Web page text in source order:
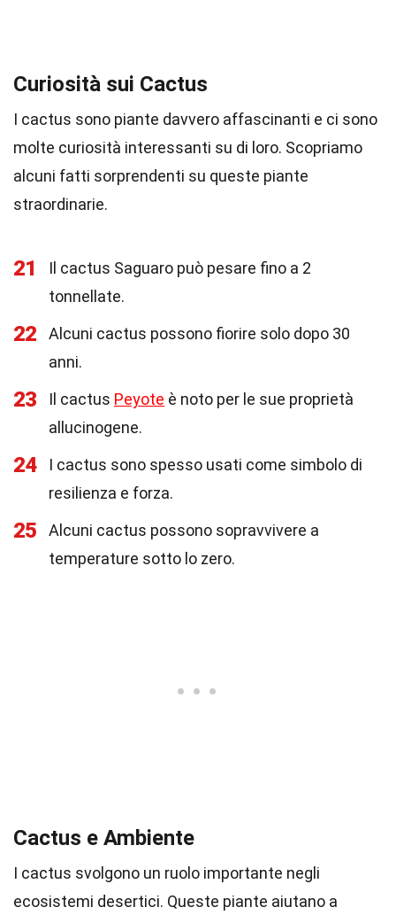
Curiosità sui Cactus
I cactus sono piante davvero affascinanti e ci sono
molte curiosità interessanti su di loro. Scopriamo
alcuni fatti sorprendenti su queste piante
straordinarie.
21
Il cactus Saguaro può pesare fino a 2
tonnellate.
22
Alcuni cactus possono fiorire solo dopo 30
anni.
23 Il cactus Peyote è noto per le sue proprietà
allucinogene.
24
I cactus sono spesso usati come simbolo di
resilienza e forza.
25
Alcuni cactus possono sopravvivere a
temperature sotto lo zero.
Cactus e Ambiente
I cactus svolgono un ruolo importante negli
ecosistemi desertici. Queste piante aiutano a